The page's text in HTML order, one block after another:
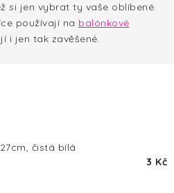
si jen vybrat ty vaše oblíbené.
používají na balónkové
i jen tak zavěšené.
čistá bílá
3 Kč